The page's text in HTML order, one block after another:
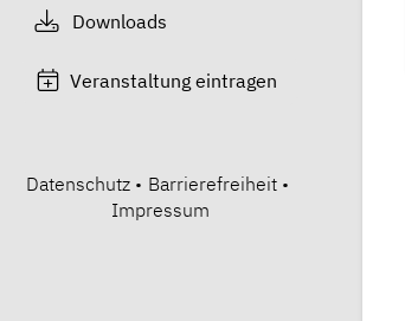
Downloads
Veranstaltung eintragen
Datenschutz • Barrierefreiheit •
Impressum